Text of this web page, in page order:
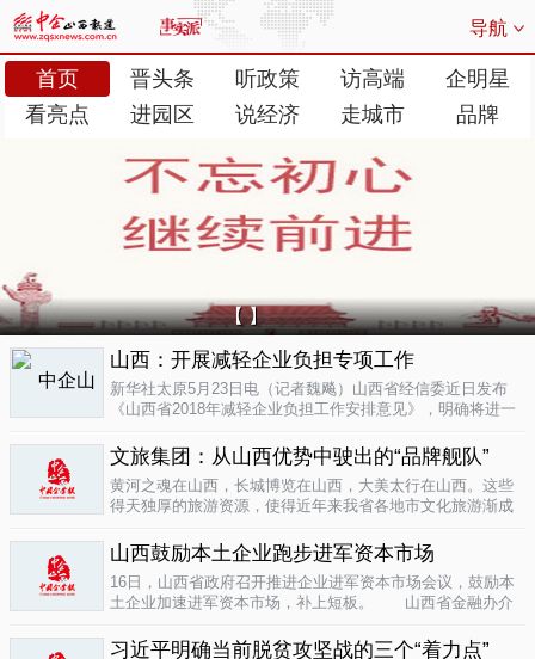
导航
首页 晋头条 听政策 访高端
企明星
看亮点
进园区 说经济 走城市 品牌
【 】
山西：开展减轻企业负担专项工作
新华社太原5月23日电（记者魏飚）山西省经信委近日发布
《山西省2018年减轻企业负担工作安排意见》，明确将进一
大对涉企乱收...
文旅集团：从山西优势中驶出的“品牌舰队”
黄河之魂在山西，长城博览在山西，大美太行在山西。这些
得天独厚的旅游资源，使得近年来我省各地市文化旅游渐成
业培育成...
山西鼓励本土企业跑步进军资本市场
16日，山西省政府召开推进企业进军资本市场会议，鼓励本
土企业加速进军资本市场，补上短板。 山西省金融办介
习近平明确当前脱贫攻坚战的三个“着力点”